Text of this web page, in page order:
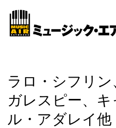
ラロ・シフリン
ガレスピー、
ル・アダレイ